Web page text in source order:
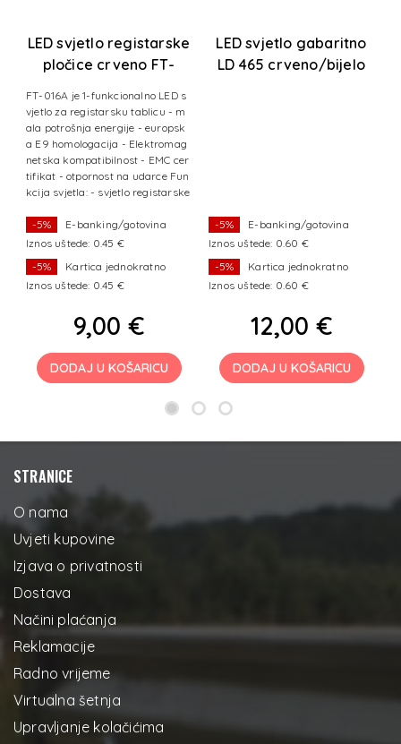
LED svjetlo registarske
pločice crveno FT-
FT-016A je 1-funkcionalno LED s
vjetlo za registarsku tablicu - m
ala potrošnja energije - europsk
a E9 homologacija - Elektromag
netska kompatibilnost - EMC cer
tifikat - otpornost na udarce Fun
kcija svjetla: - svjetlo registarske
-5%
E-banking/gotovina
Iznos uštede: 0.45 €
-5%
Kartica jednokratno
Iznos uštede: 0.45 €
9,00 €
DODAJ U KOŠARICU
LED svjetlo gabaritno
LD 465 crveno/bijelo
-5%
E-banking/gotovina
Iznos uštede: 0.60 €
-5%
Kartica jednokratno
Iznos uštede: 0.60 €
12,00 €
DODAJ U KOŠARICU
STRANICE
O nama
Uvjeti kupovine
Izjava o privatnosti
Dostava
Načini plaćanja
Reklamacije
Radno vrijeme
Virtualna šetnja
Upravljanje kolačićima